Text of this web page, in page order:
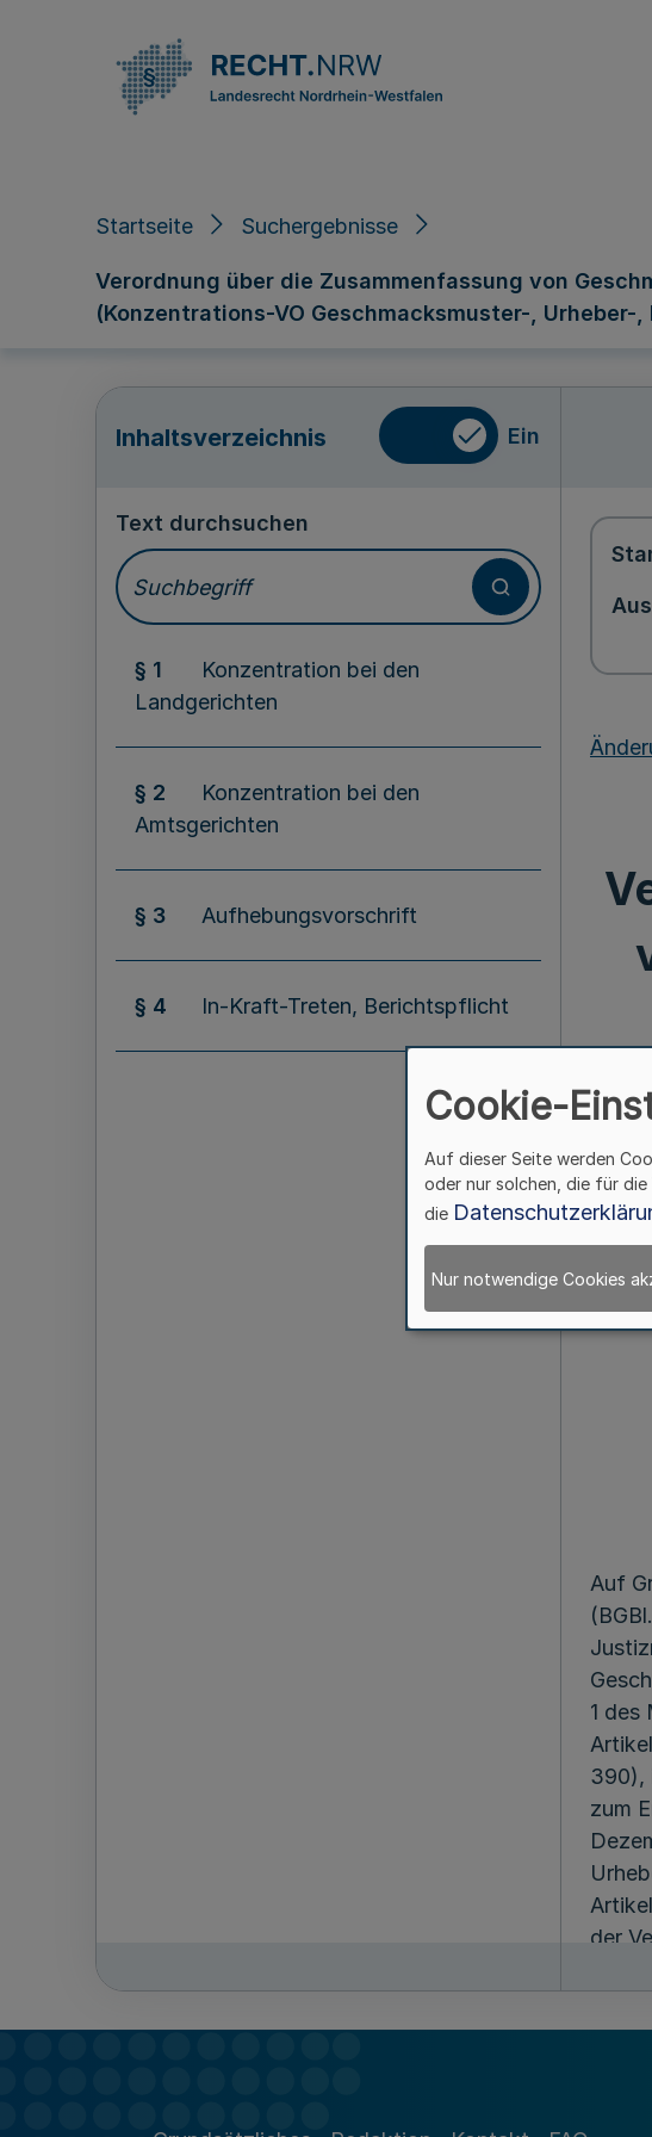
Startseite Suchergebnisse
Verordnung über die Zusammenfassung von
(Konzentrations-VO Geschmacksmuster-, Urheber-
Inhaltsverzeichnis Ein
Text durchsuchen
§ 1
Konzentration bei den
Landgerichten
§ 2
Konzentration bei den
Amtsgerichten
§ 3 Aufhebungsvorschrift
§ 4 In-Kraft-Treten, Berichtspflicht
Auf
1 des
390),
zum
der
Cookie-
Auf dieser Seite werden
oder nur solchen, die für
die
Nur notwendige Cookies